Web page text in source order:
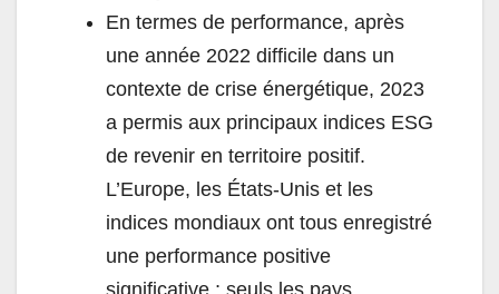
En termes de performance, après
une année 2022 difficile dans un
contexte de crise énergétique, 2023
a permis aux principaux indices ESG
de revenir en territoire positif.
L’Europe, les États-Unis et les
indices mondiaux ont tous enregistré
une performance positive